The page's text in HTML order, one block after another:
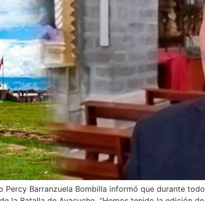
Percy Barranzuela Bombilla informó que durante